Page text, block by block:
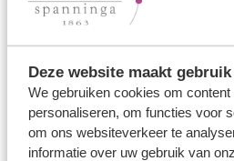
Deze website maakt
We gebruiken cookies om
personaliseren, om functies voor
om ons websiteverkeer te
informatie over uw gebruik van
Trouwringen
Verlovingsringen
Vriendschapsringen
Over ons